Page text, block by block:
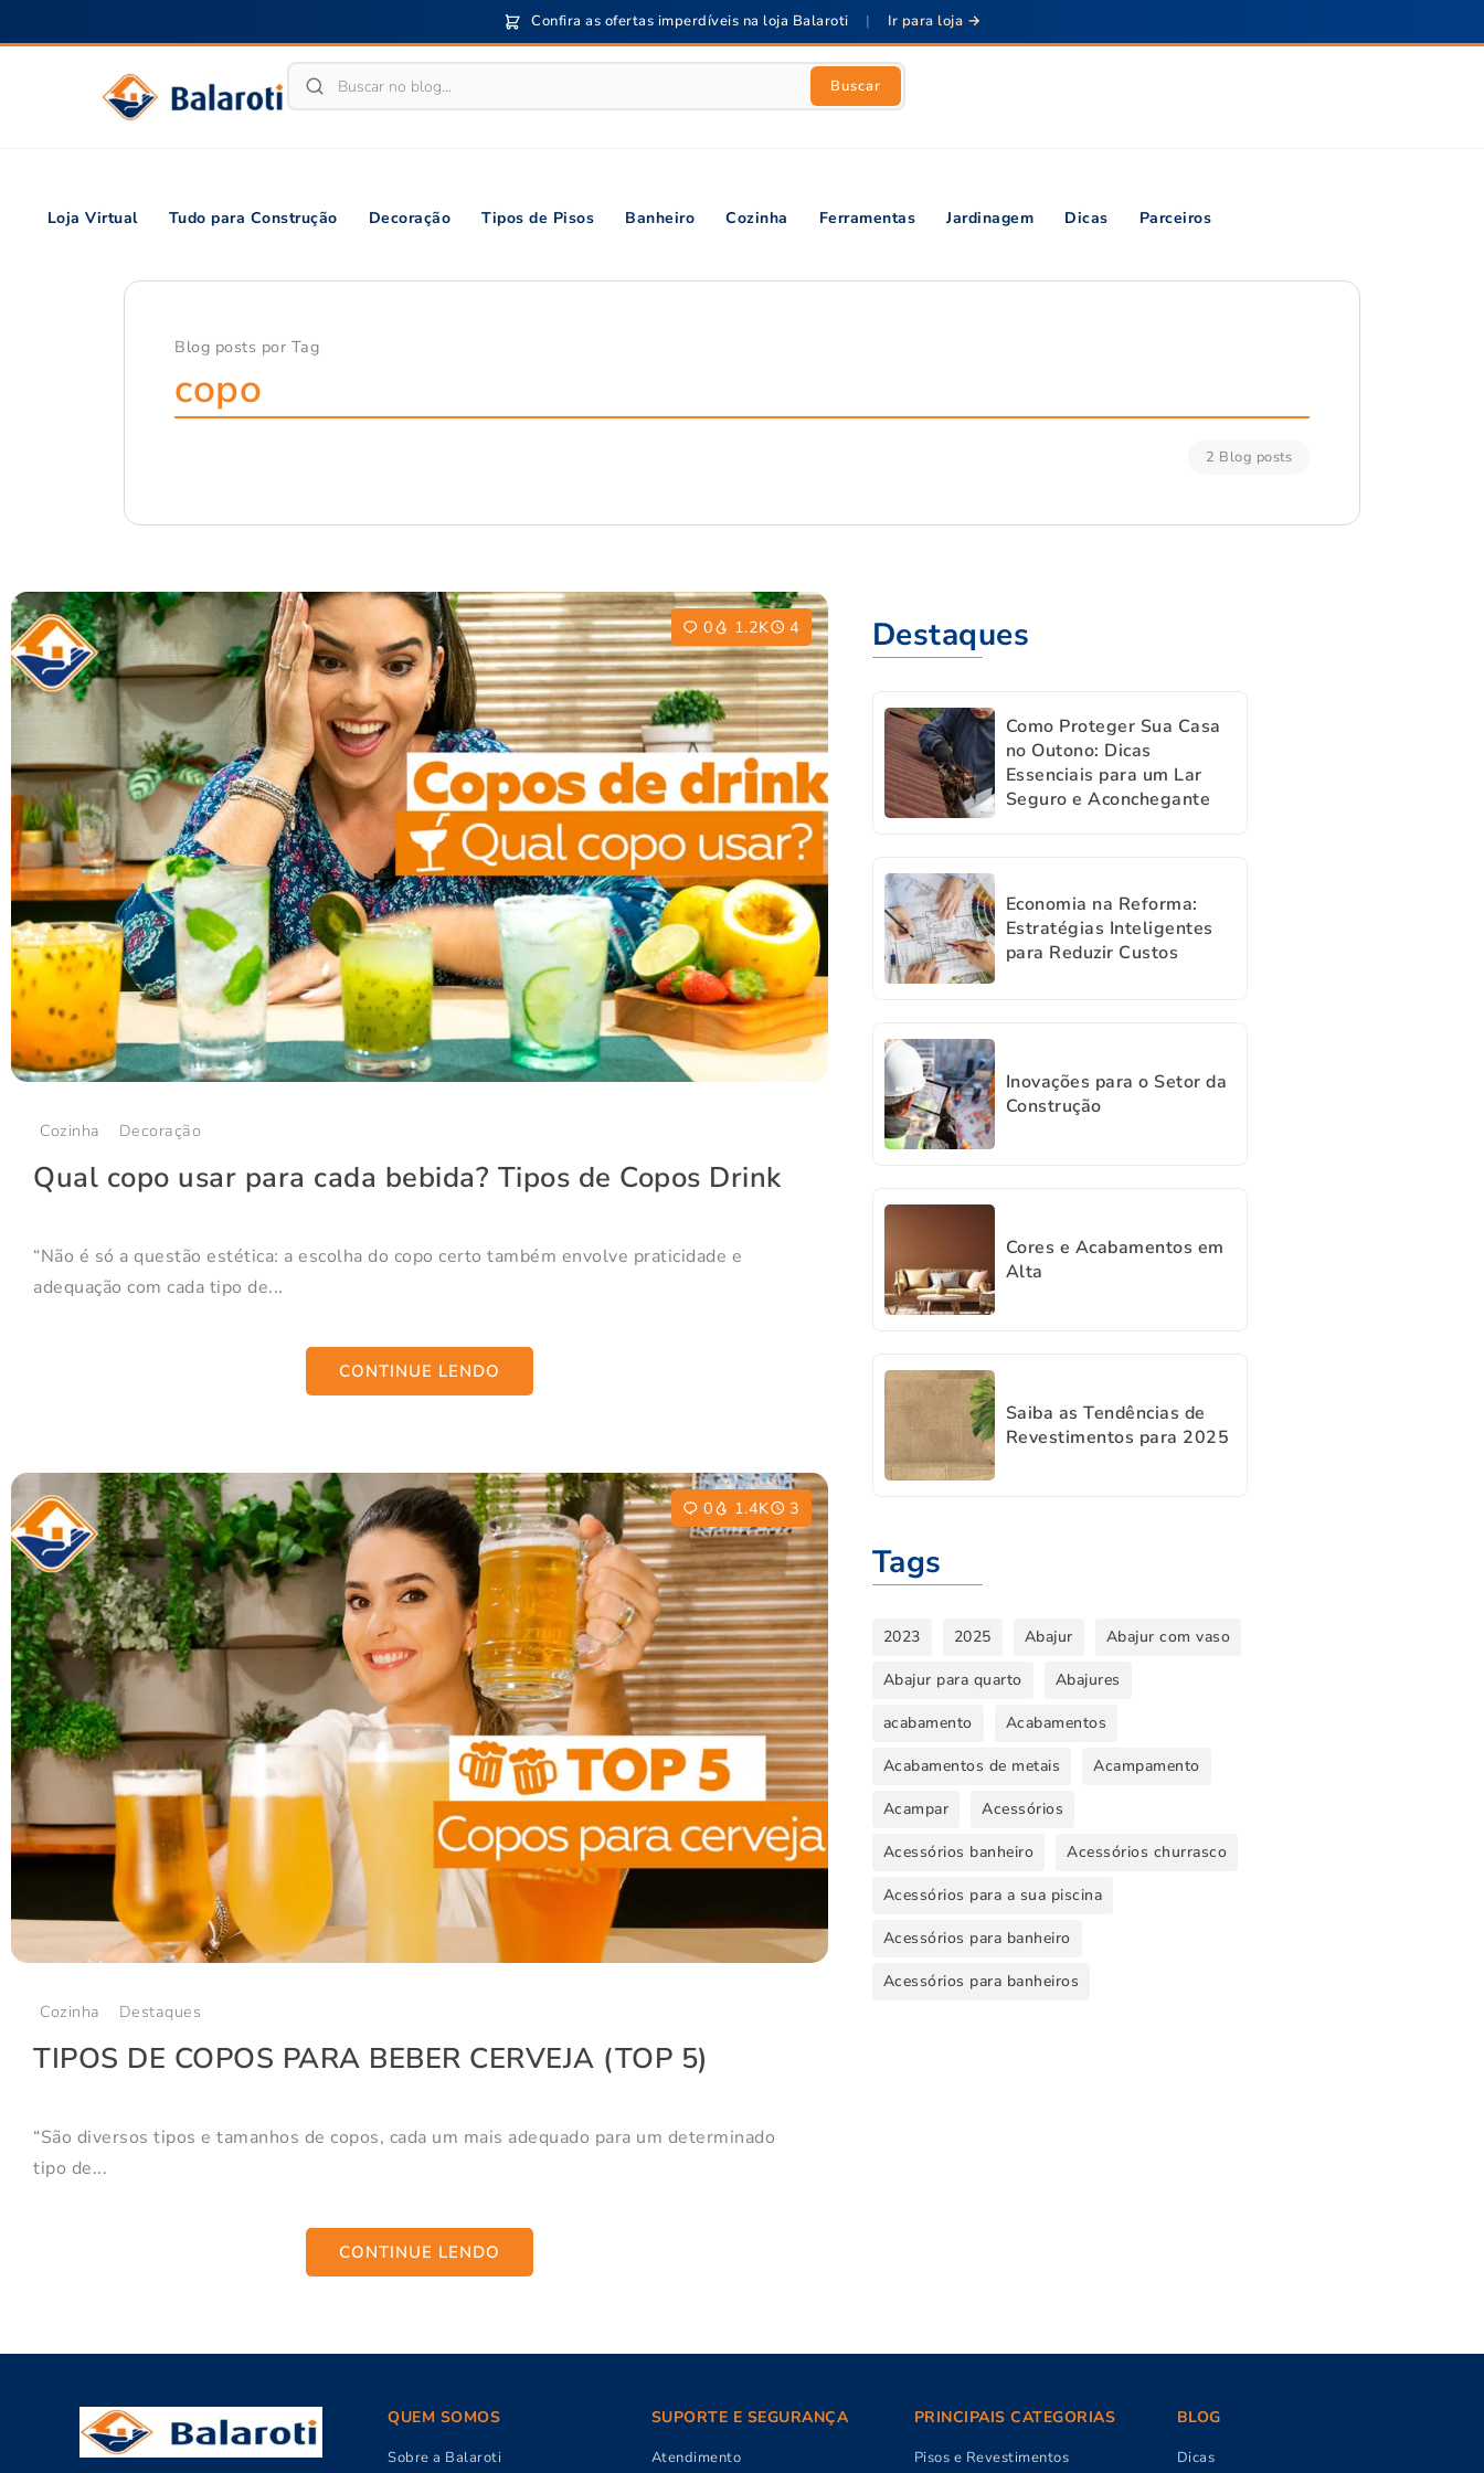
Confira as ofertas imperdíveis na loja Balaroti | Ir para loja →
Buscar
Loja Virtual Tudo para Construção Decoração Tipos de Pisos Banheiro Cozinha Ferramentas Jardinagem Dicas Parceiros
Blog posts por Tag
copo
2 Blog posts
0 1.2K 4
Cozinha Decoração
Qual copo usar para cada bebida? Tipos de Copos Drink
“Não é só a questão estética: a escolha do copo certo também envolve praticidade e
adequação com cada tipo de...
CONTINUE LENDO
0 1.4K 3
Cozinha Destaques
TIPOS DE COPOS PARA BEBER CERVEJA (TOP 5)
“São diversos tipos e tamanhos de copos, cada um mais adequado para um determinado
tipo de...
CONTINUE LENDO
Destaques
Como Proteger Sua Casa
no Outono: Dicas
Essenciais para um Lar
Seguro e Aconchegante
Economia na Reforma:
Estratégias Inteligentes
para Reduzir Custos
Inovações para o Setor da
Construção
Cores e Acabamentos em
Alta
Saiba as Tendências de
Revestimentos para 2025
Tags
2023 2025 Abajur Abajur com vaso
Abajur para quarto Abajures
acabamento Acabamentos
Acabamentos de metais Acampamento
Acampar Acessórios
Acessórios banheiro Acessórios churrasco
Acessórios para a sua piscina
Acessórios para banheiro
Acessórios para banheiros
QUEM SOMOS
Sobre a Balaroti
SUPORTE E SEGURANÇA
Atendimento
PRINCIPAIS CATEGORIAS
Pisos e Revestimentos
BLOG
Dicas